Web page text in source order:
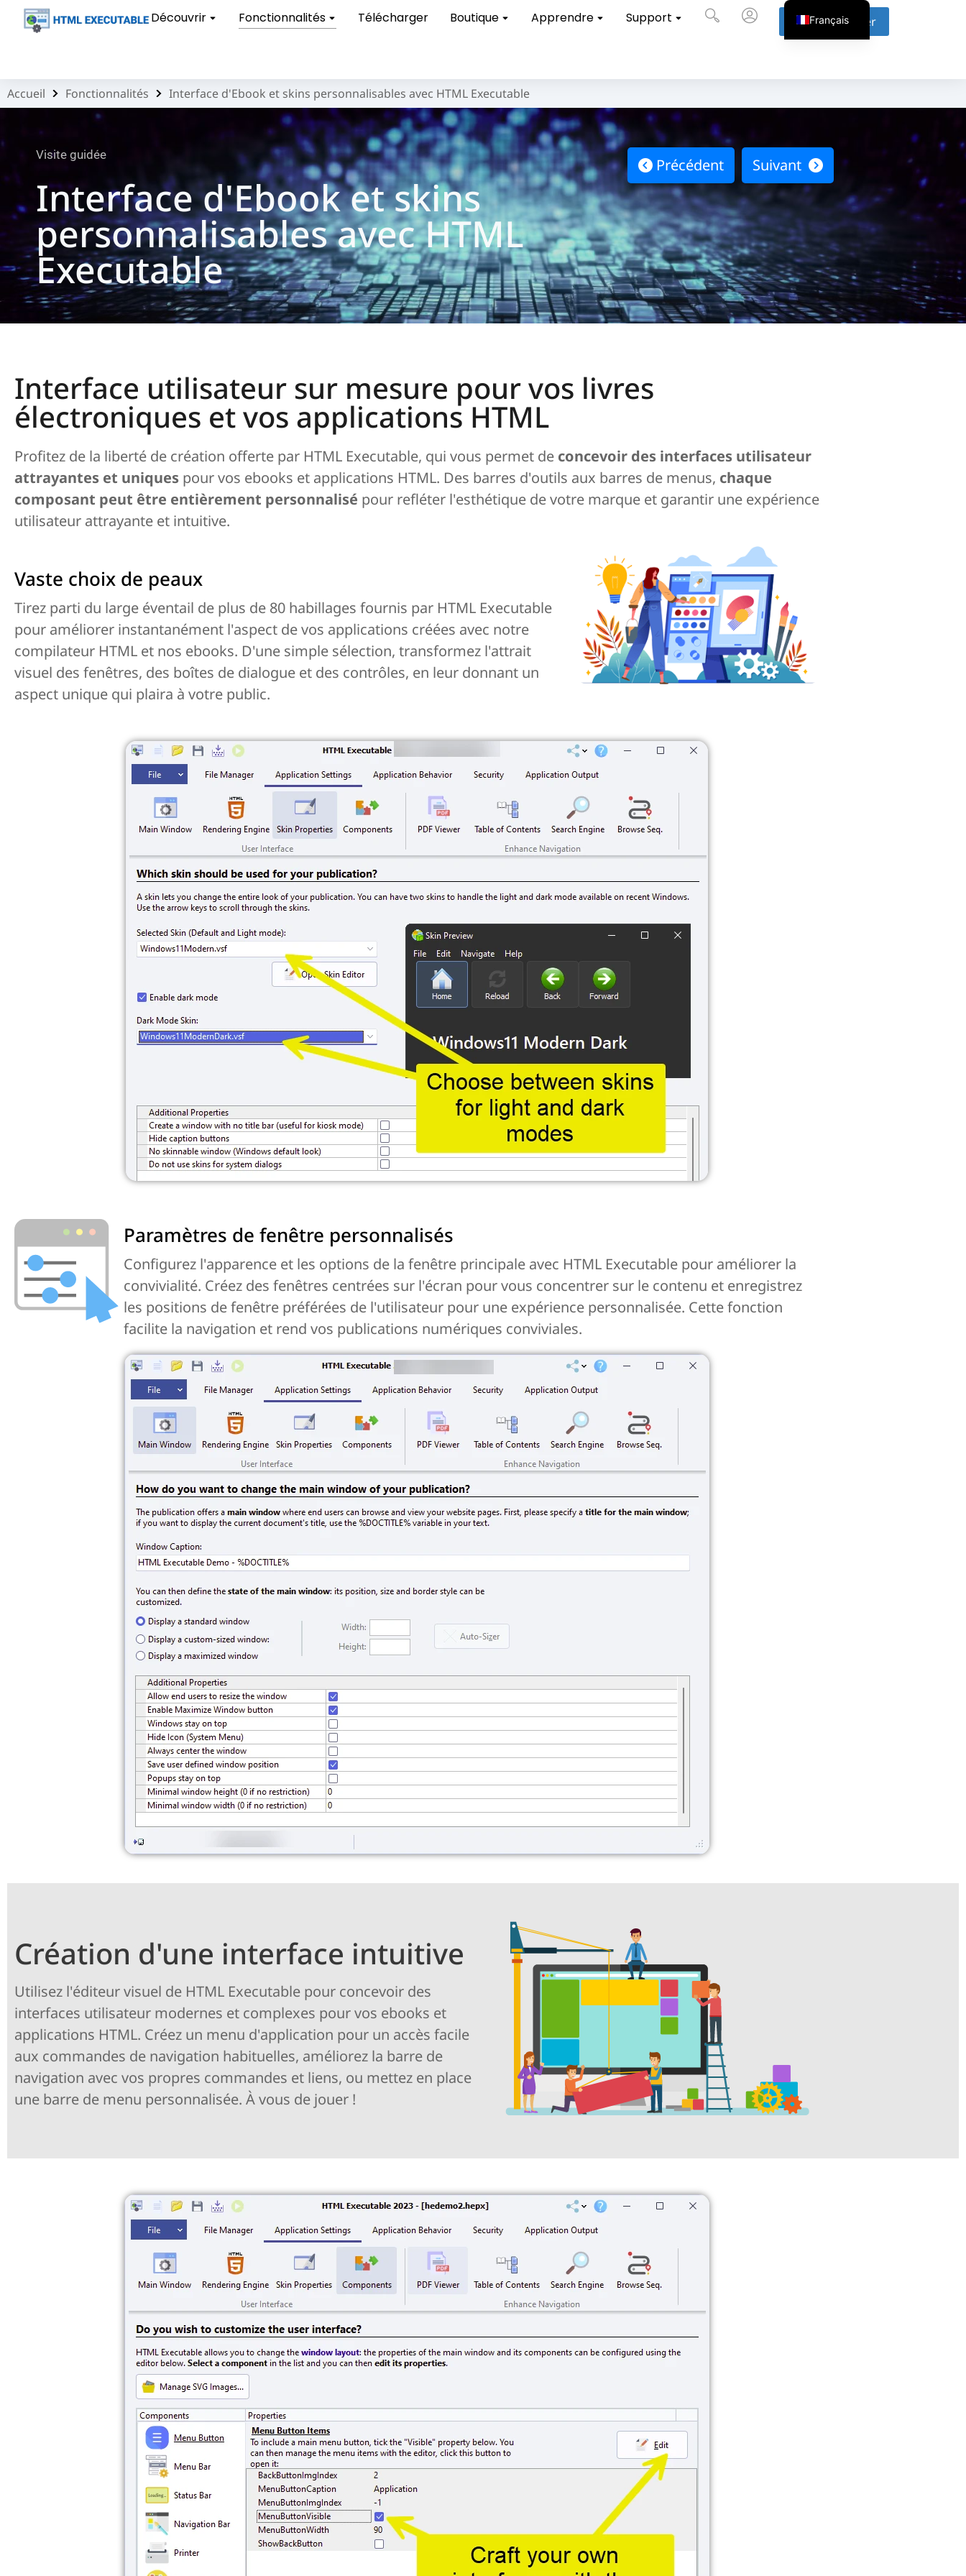
Découvrir Fonctionnalités Télécharger Boutique Apprendre Support Nous contacter
Vous êtes ici :
Accueil Fonctionnalités Interface d'Ebook et skins personnalisables avec HTML Executable
Visite guidée
Interface d'Ebook et skins
personnalisables avec HTML
Executable
Précédent Suivant
Interface utilisateur sur mesure pour vos livres
électroniques et vos applications HTML
Profitez de la liberté de création offerte par HTML Executable, qui vous permet de concevoir des interfaces utilisateur
attrayantes et uniques pour vos ebooks et applications HTML. Des barres d'outils aux barres de menus, chaque
composant peut être entièrement personnalisé pour refléter l'esthétique de votre marque et garantir une expérience
utilisateur attrayante et intuitive.
Vaste choix de peaux
Tirez parti du large éventail de plus de 80 habillages fournis par HTML Executable
pour améliorer instantanément l'aspect de vos applications créées avec notre
compilateur HTML et nos ebooks. D'une simple sélection, transformez l'attrait
visuel des fenêtres, des boîtes de dialogue et des contrôles, en leur donnant un
aspect unique qui plaira à votre public.
Paramètres de fenêtre personnalisés
Configurez l'apparence et les options de la fenêtre principale avec HTML Executable pour améliorer la
convivialité. Créez des fenêtres centrées sur l'écran pour vous concentrer sur le contenu et enregistrez
les positions de fenêtre préférées de l'utilisateur pour une expérience personnalisée. Cette fonction
facilite la navigation et rend vos publications numériques conviviales.
Création d'une interface intuitive
Utilisez l'éditeur visuel de HTML Executable pour concevoir des
interfaces utilisateur modernes et complexes pour vos ebooks et
applications HTML. Créez un menu d'application pour un accès facile
aux commandes de navigation habituelles, améliorez la barre de
navigation avec vos propres commandes et liens, ou mettez en place
une barre de menu personnalisée. À vous de jouer !
Français